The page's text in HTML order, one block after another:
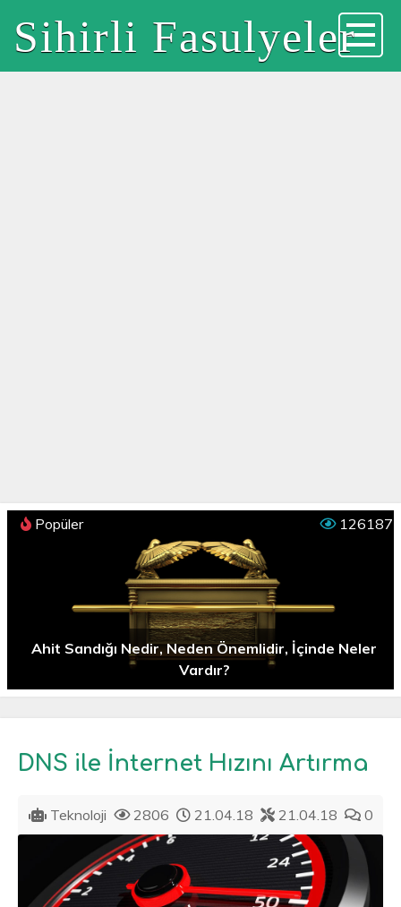
Sihirli Fasulyeler
Ahit Sandığı Nedir, Neden Önemlidir, İçinde Neler
Vardır?
Popüler 126187
DNS ile İnternet Hızını Artırma
Teknoloji 2806 21.04.18 21.04.18 0